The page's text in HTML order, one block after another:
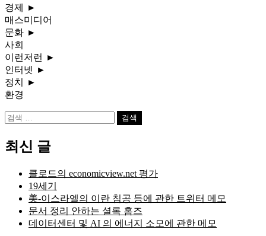
경제
►
매스미디어
문화 ►
사회
이런저런 ►
인터넷 ►
정치
►
환경
검
최신 글
클로드의 economicview.net 평가
19세기
美-이스라엘의 이란 침공 등에 관한 트위터 메모
문서 정리 안하는 셜록 홈즈
데이터센터 및 AI 의 에너지 소모에 관한 메모